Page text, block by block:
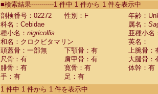
CebidaeSaguinus labiatus(0)
Cebidae Saguinus leucopus (0)
Cebidae
CebidaeSaguinus mystax
CebidaeSaguinus nigricollis (1)
Cebidae Saguinus oedipus
Cebidae Saguinus weddelli
Cebidae Saguinusspp.
Cebidae Aotus trivirgatus
Cebidae Cebus albifrons
■検索結果-----------1 件中 1 件から 1 件を表示中
剖検番号：02272
性別：F
年齢：
科名：Cebidae
属名：
種小名： nigricollis
亜種小名
和名：クロクビタマリン
英名：
頭蓋骨：一部無
下顎骨：有
上腕骨：
尺骨：有
肩甲骨：有
大腿骨：
腓骨：有
寛骨：有
体幹：有
手：有
足：有
1 件中 1 件から 1 件を表示中